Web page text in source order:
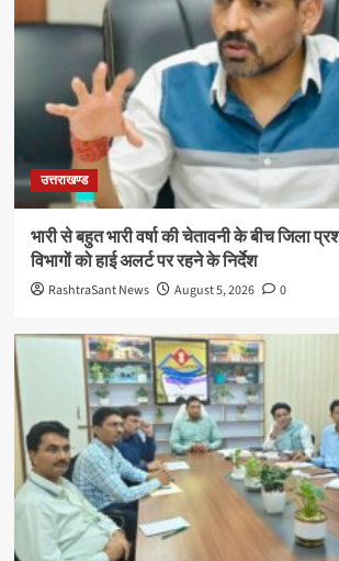
उत्तराखण्ड
भारी से बहुत भारी वर्षा की चेतावनी के बीच जिला
विभागों को हाई अलर्ट पर रहने के निर्देश
RashtraSant News August 5, 2026 0